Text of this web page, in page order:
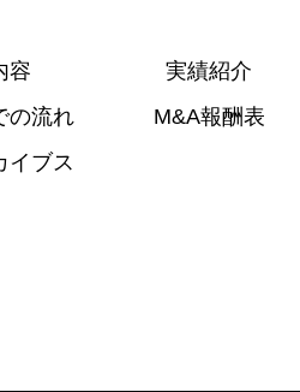
容
実績紹介
の流れ
M&A報酬表
イブス